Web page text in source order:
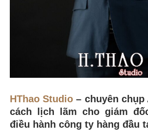
HThao Studio – chuyên chụp
cách lịch lãm cho giám
điều hành công ty hàng đầu